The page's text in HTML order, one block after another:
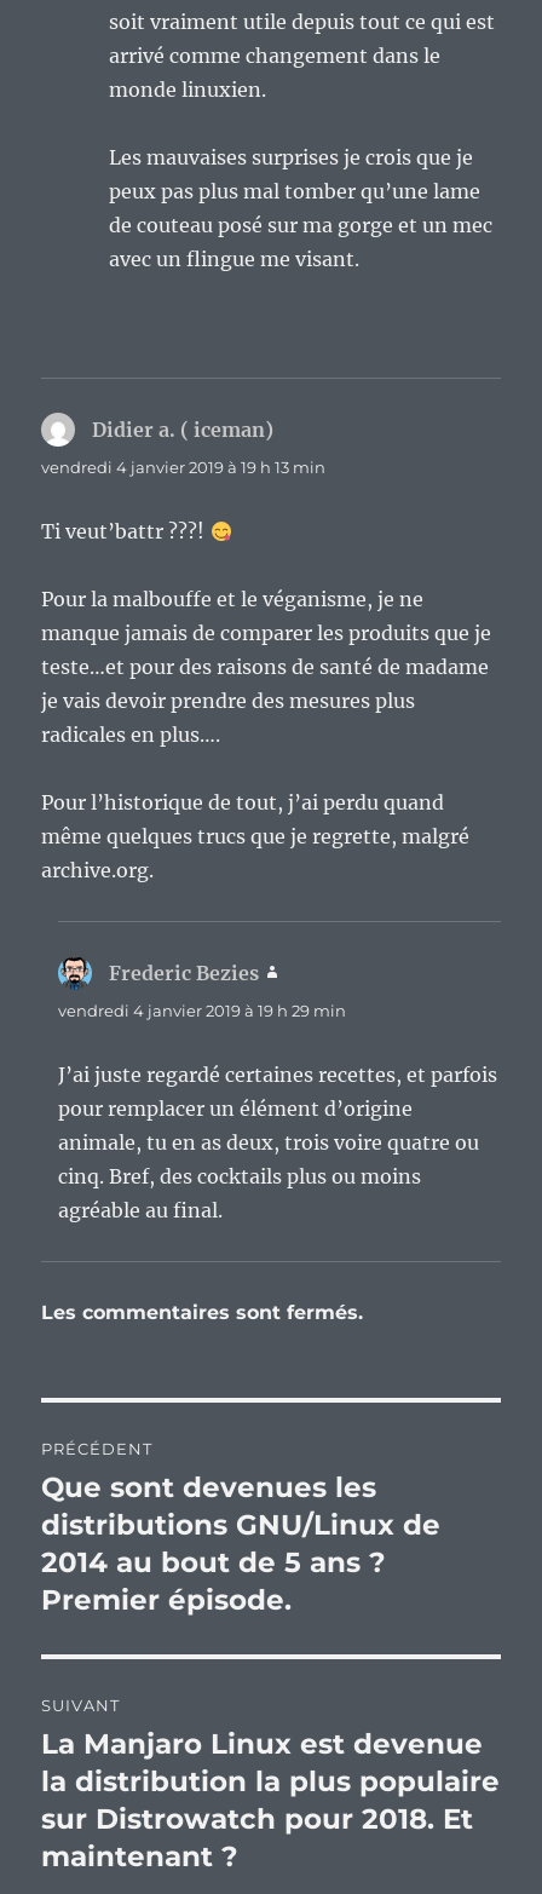
soit vraiment utile depuis tout ce qui est
arrivé comme changement dans le
monde linuxien.
Les mauvaises surprises je crois que je
peux pas plus mal tomber qu’une lame
de couteau posé sur ma gorge et un mec
avec un flingue me visant.
Didier a. ( iceman)
vendredi 4 janvier 2019 à 19 h 13 min
Ti veut’battr ???!
Pour la malbouffe et le véganisme, je ne
manque jamais de comparer les produits que je
teste…et pour des raisons de santé de madame
je vais devoir prendre des mesures plus
radicales en plus….
Pour l’historique de tout, j’ai perdu quand
même quelques trucs que je regrette, malgré
archive.org.
Frederic Bezies
vendredi 4 janvier 2019 à 19 h 29 min
J’ai juste regardé certaines recettes, et parfois
pour remplacer un élément d’origine
animale, tu en as deux, trois voire quatre ou
cinq. Bref, des cocktails plus ou moins
agréable au final.
Les commentaires sont fermés.
de
l’article
PRÉCÉDENT
Publication
précédente :
Que sont devenues les
distributions GNU/Linux de
2014 au bout de 5 ans ?
Premier épisode.
SUIVANT
Publication
suivante :
La Manjaro Linux est devenue
la distribution la plus populaire
sur Distrowatch pour 2018. Et
maintenant ?